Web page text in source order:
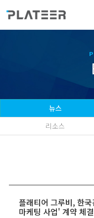
뉴스
리소스
플래티어 그루비, 한
마케팅 사업' 계약 체결